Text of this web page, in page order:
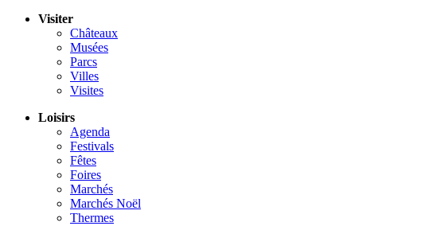
Visiter
Châteaux
Musées
Parcs
Villes
Visites
Loisirs
Agenda
Festivals
Fêtes
Foires
Marchés
Marchés Noël
Thermes